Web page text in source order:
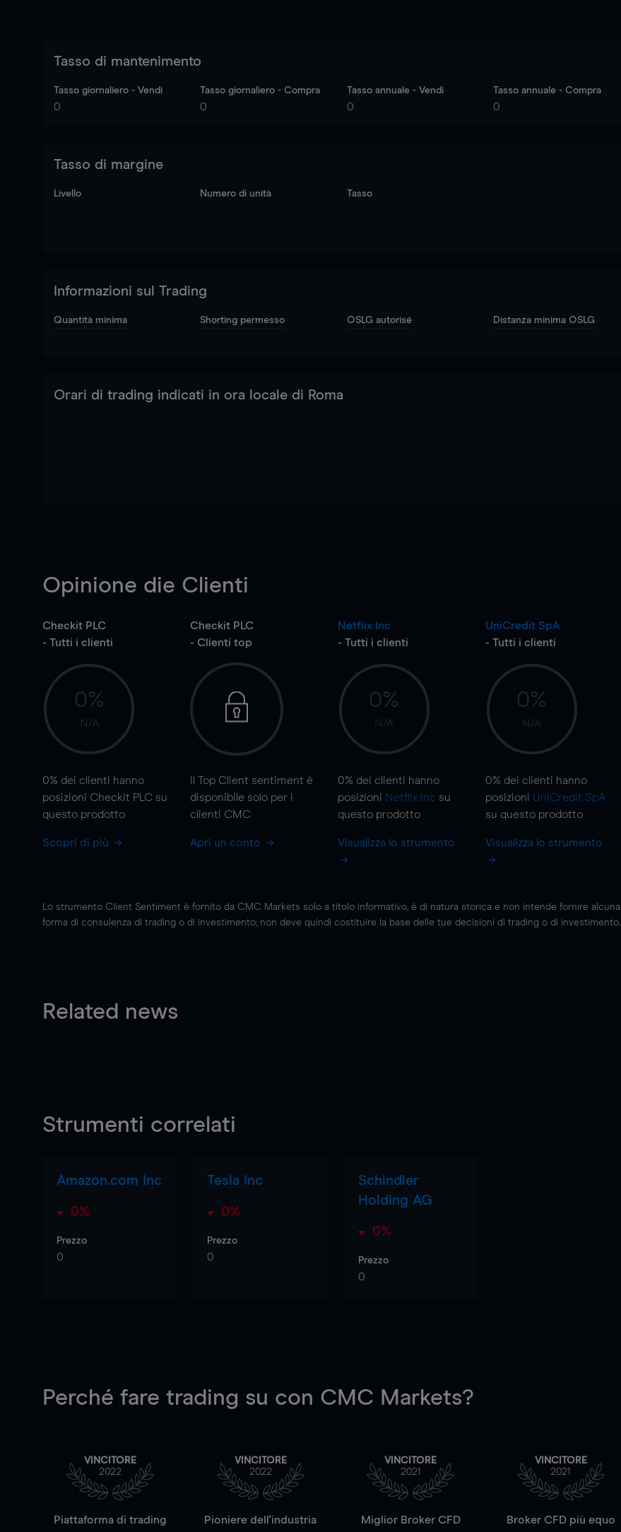
Tasso di mantenimento
Tasso giornaliero - Vendi
0
Tasso giornaliero - Compra
0
Tasso annuale - Vendi
0
Tasso annuale - Compra
0
Tasso di margine
Livello Numero di unità Tasso
Informazioni sul Trading
Quantità minima Shorting permesso OSLG autorisé Distanza minima OSLG
Orari di trading indicati in ora locale di Roma
Opinione die Clienti
Checkit PLC
- Tutti i clienti
0%
N/A
0% dei clienti hanno
posizioni Checkit PLC su
questo prodotto
Scopri di più
Checkit PLC
- Clienti top
Il Top Client sentiment è
disponibile solo per i
clienti CMC
Apri un conto
Netflix Inc
- Tutti i clienti
0%
N/A
0% dei clienti hanno
posizioni Netflix Inc su
questo prodotto
Visualizza lo strumento
UniCredit SpA
- Tutti i clienti
0%
N/A
0% dei clienti hanno
posizioni UniCredit SpA
su questo prodotto
Visualizza lo strumento
Lo strumento Client Sentiment è fornito da CMC Markets solo a titolo informativo, è di natura storica e non intende fornire alcuna
forma di consulenza di trading o di investimento; non deve quindi costituire la base delle tue decisioni di trading o di investimento.
Related news
Strumenti correlati
Amazon.com Inc
0%
Prezzo
0
Tesla Inc
0%
Prezzo
0
Schindler
Holding AG
0%
Prezzo
0
Perché fare trading su con CMC Markets?
VINCITORE
2022
Piattaforma di trading
VINCITORE
2022
Pioniere dell'industria
VINCITORE
2021
Miglior Broker CFD
VINCITORE
2021
Broker CFD più equo